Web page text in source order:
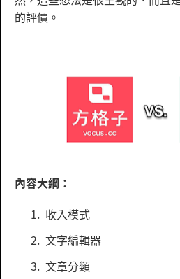
的評價。
內容大綱：
收入模式
文字編輯器
文章分類